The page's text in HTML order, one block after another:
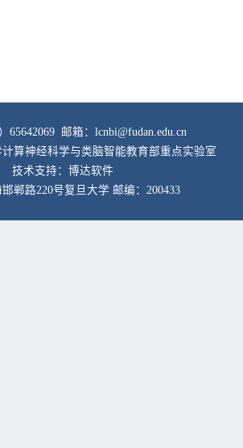
65642069 邮箱：lcnbi@fudan.edu.cn
算神经科学与类脑智能教育部重点实验室
技术支持：博达软件
郸路220号复旦大学 邮编：200433